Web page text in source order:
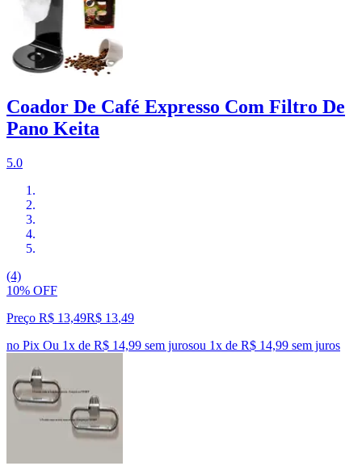
Coador De Café Expresso Com Filtro De
Pano Keita
5.0
(4)
10% OFF
Preço R$ 13,49R$ 13,49
no Pix Ou 1x de R$ 14,99 sem jurosou 1x de R$ 14,99 sem juros